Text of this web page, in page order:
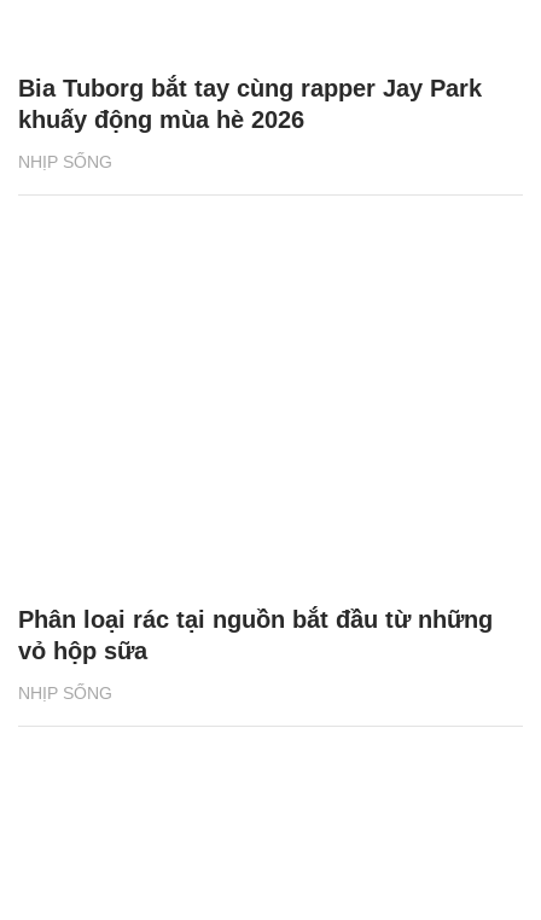
NHỊP SỐNG
Bia Tuborg bắt tay cùng rapper Jay Park
khuấy động mùa hè 2026
NHỊP SỐNG
Phân loại rác tại nguồn bắt đầu từ những
vỏ hộp sữa